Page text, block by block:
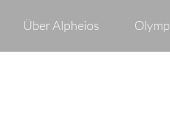
Über Alpheios